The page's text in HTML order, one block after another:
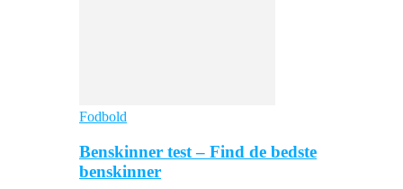
Fodbold
Benskinner test – Find de bedste
benskinner